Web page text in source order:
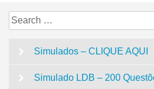
Search
for:
Simulados – CLIQUE AQUI
Simulado LDB – 200